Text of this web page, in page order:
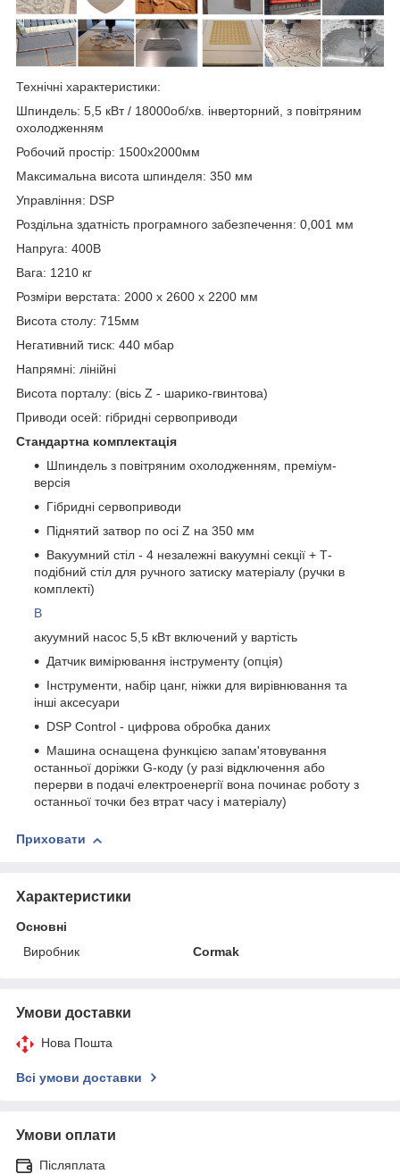
Технічні характеристики:
Шпиндель: 5,5 кВт / 18000об/хв. інверторний, з повітряним
охолодженням
Робочий простір: 1500x2000мм
Максимальна висота шпинделя: 350 мм
Управління: DSP
Роздільна здатність програмного забезпечення: 0,001 мм
Напруга: 400В
Вага: 1210 кг
Розміри верстата: 2000 х 2600 х 2200 мм
Висота столу: 715мм
Негативний тиск: 440 мбар
Напрямні: лінійні
Висота порталу: (вісь Z - шарико-гвинтова)
Приводи осей: гібридні сервоприводи
Стандартна комплектація
Шпиндель з повітряним охолодженням, преміум-
версія
Гібридні сервоприводи
Піднятий затвор по осі Z на 350 мм
Вакуумний стіл - 4 незалежні вакуумні секції + Т-
подібний стіл для ручного затиску матеріалу (ручки в
комплекті)
В
акуумний насос 5,5 кВт включений у вартість
Датчик вимірювання інструменту (опція)
Інструменти, набір цанг, ніжки для вирівнювання та
інші аксесуари
DSP Control - цифрова обробка даних
Машина оснащена функцією запам'ятовування
останньої доріжки G-коду (у разі відключення або
перерви в подачі електроенергії вона починає роботу з
останньої точки без втрат часу і матеріалу)
Приховати
Характеристики
Основні
Виробник
Cormak
Умови доставки
Нова Пошта
Всі умови доставки
Умови оплати
Післяплата